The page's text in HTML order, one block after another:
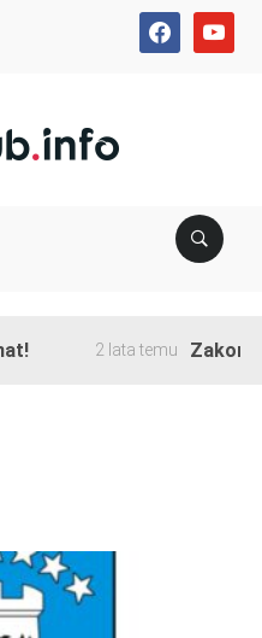
facebookyoutube
2 lata temu